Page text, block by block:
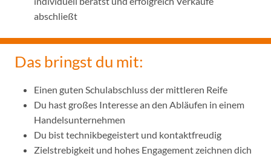
abschließt
Das bringst du mit:
Einen guten Schulabschluss der mittleren Reife
Du hast großes Interesse an den Abläufen in einem
Handelsunternehmen
Du bist technikbegeistert und kontaktfreudig
Zielstrebigkeit und hohes Engagement zeichnen dich